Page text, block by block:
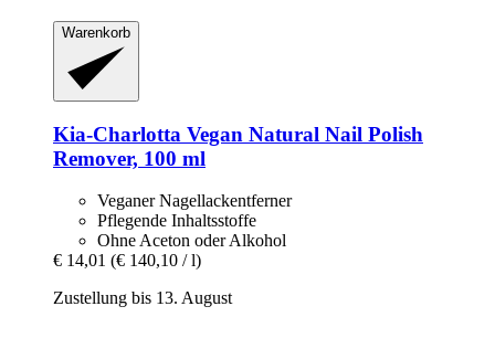
Warenkorb
Kia-Charlotta Vegan Natural Nail Polish
Remover, 100 ml
Veganer Nagellackentferner
Pflegende Inhaltsstoffe
Ohne Aceton oder Alkohol
€ 14,01 (€ 140,10 / l)
Zustellung bis 13. August